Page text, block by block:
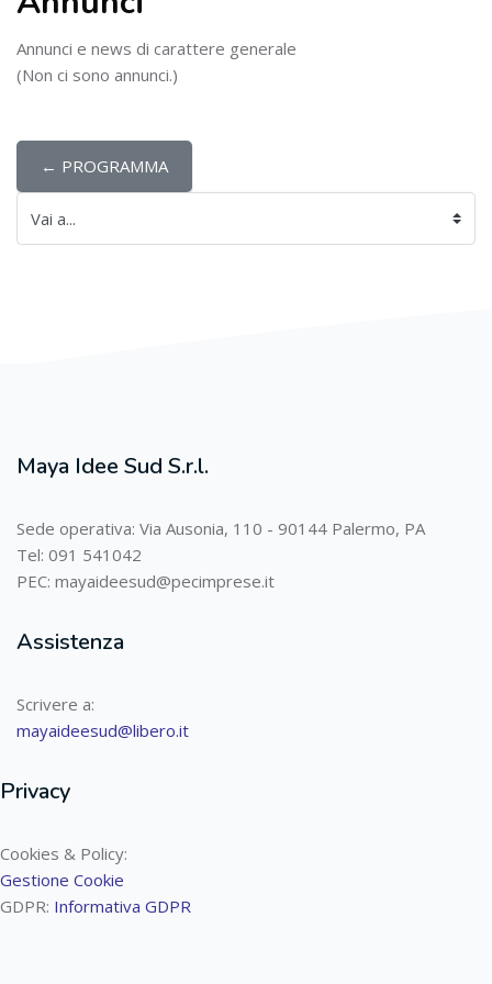
Annunci e news di carattere generale
(Non ci sono annunci.)
← PROGRAMMA
Vai a...
Maya Idee Sud S.r.l.
Sede operativa: Via Ausonia, 110 - 90144 Palermo, PA
Tel: 091 541042
PEC: mayaideesud@pecimprese.it
Assistenza
Scrivere a:
mayaideesud@libero.it
Privacy
Cookies & Policy:
Gestione Cookie
GDPR: Informativa GDPR